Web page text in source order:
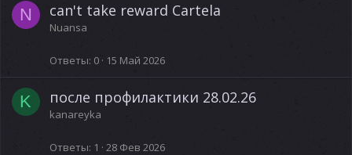
N can't take reward Cartela
Nuansa
Ответы 0 15 Май 2026
K после профилактики 28.02.26
kanareyka
Ответы 1 28 Фев 2026